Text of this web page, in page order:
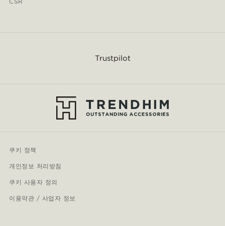
Trustpilot
쿠키 정책
개인정보 처리방침
쿠키 사용자 정의
이용약관 / 사업자 정보